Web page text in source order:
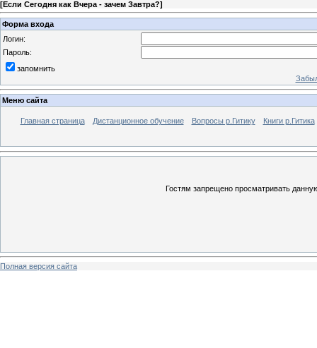
[Если Сегодня как Вчера - зачем Завтра?]
Форма входа
Логин:
Пароль:
запомнить
Меню сайта
Главная страница Дистанционное обучение Вопросы р.Гитику Книги р.Гитика
Гостям запрещено просматривать
Полная версия сайта